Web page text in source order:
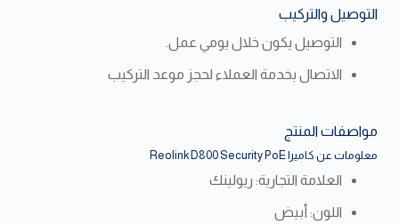
التوصيل والتركيب
التوصيل يكون خلال يومي عمل.
الاتصال بخدمة العملاء لحجز موعد التركيب
مواصفات المنتج
معلومات عن كاميرا Reolink D800 Security PoE
العلامة التجارية: ريولينك
اللون: أبيض